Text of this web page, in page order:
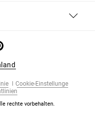
Cookie-Einstellunge
rechte vorbehalten.